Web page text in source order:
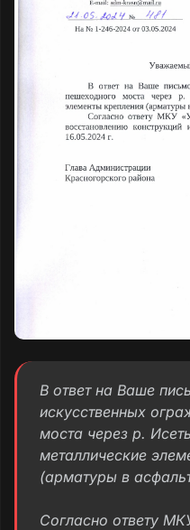
В ответ на Ваше
искусственных
моста через р.
металлические
(арматуры в
Согласно ответу